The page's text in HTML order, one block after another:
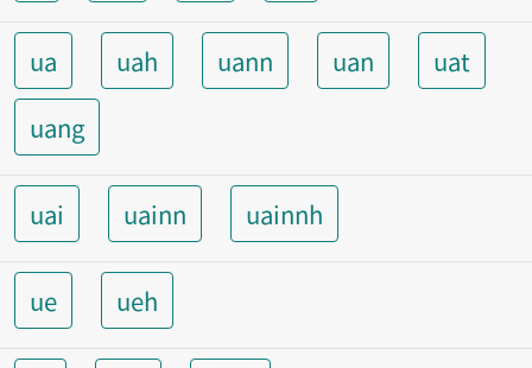
ua uah uann uan
uat
uang
uai uainn uainnh
ue ueh